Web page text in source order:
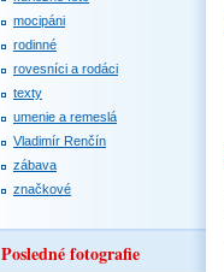
mocipáni
rodinné
rovesníci a rodáci
texty
umenie a remeslá
Vladimír Renčín
zábava
značkové
Posledné fotografie